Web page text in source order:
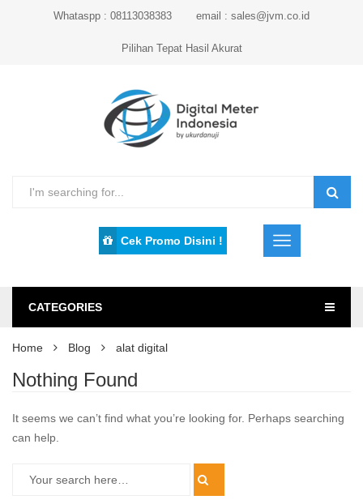
Whataspp : 08113038383 email : sales@jvm.co.id
Pilihan Tepat Hasil Akurat
Cek Promo Disini !
CATEGORIES
Home Blog alat digital
Nothing Found
It seems we can’t find what you’re looking for. Perhaps searching
can help.